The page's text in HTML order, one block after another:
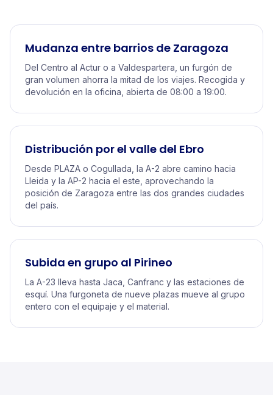
Mudanza entre barrios de Zaragoza
Del Centro al Actur o a Valdespartera, un furgón de
gran volumen ahorra la mitad de los viajes. Recogida y
devolución en la oficina, abierta de 08:00 a 19:00.
Distribución por el valle del Ebro
Desde PLAZA o Cogullada, la A-2 abre camino hacia
Lleida y la AP-2 hacia el este, aprovechando la
posición de Zaragoza entre las dos grandes ciudades
del país.
Subida en grupo al Pirineo
La A-23 lleva hasta Jaca, Canfranc y las estaciones de
esquí. Una furgoneta de nueve plazas mueve al grupo
entero con el equipaje y el material.